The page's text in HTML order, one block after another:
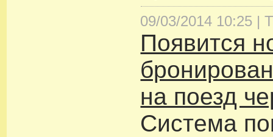
09/03/2014 10:25 |
Появится
на поезд
Система